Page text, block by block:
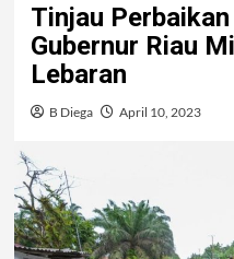
Tinjau
Gubernur Riau
Lebaran
B Diega April 10, 2023